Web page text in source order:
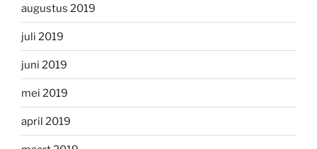
augustus 2019
juli 2019
juni 2019
mei 2019
april 2019